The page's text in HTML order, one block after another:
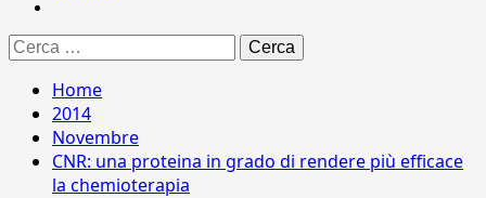
Ricerca
per:
Home
2014
Novembre
CNR: una proteina in grado di rendere più efficace
la chemioterapia